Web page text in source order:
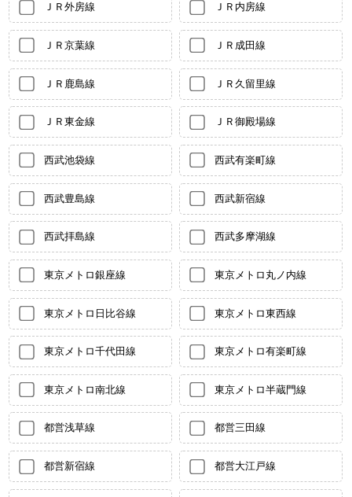
ＪＲ外房線 ＪＲ内房線
ＪＲ京葉線 ＪＲ成田線
ＪＲ鹿島線 ＪＲ久留里線
ＪＲ東金線 ＪＲ御殿場線
西武池袋線 西武有楽町線
西武豊島線 西武新宿線
西武拝島線 西武多摩湖線
東京メトロ銀座線 東京メトロ丸ノ内線
東京メトロ日比谷線 東京メトロ東西線
東京メトロ千代田線 東京メトロ有楽町線
東京メトロ南北線 東京メトロ半蔵門線
都営浅草線 都営三田線
都営新宿線 都営大江戸線